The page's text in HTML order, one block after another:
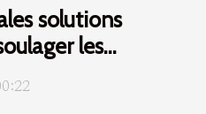
solutions
les